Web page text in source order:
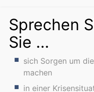
Sprechen
Sie ...
sich Sorgen um
machen
in einer